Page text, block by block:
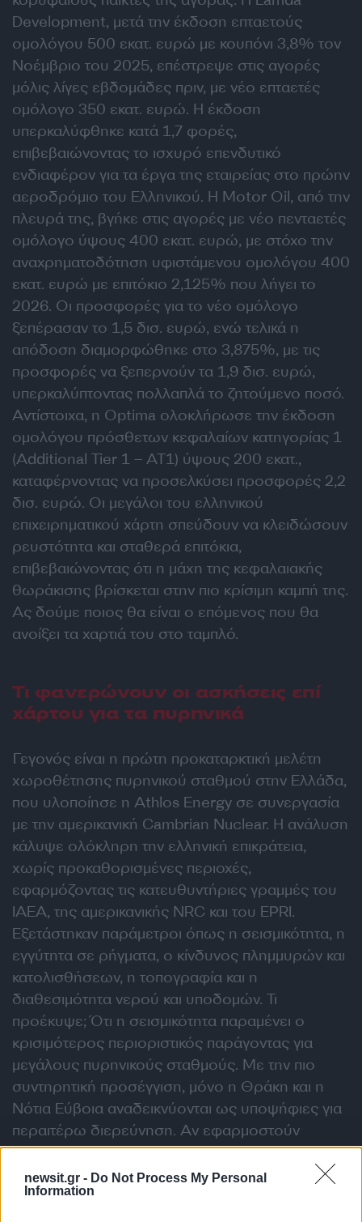
newsit.gr - Do Not Process My Personal
Information
Development, μετά την έκδοση επταετούς
ομολόγου 500 εκατ. ευρώ με κουπόνι 3,8% τον
Νοέμβριο του 2025, επέστρεψε στις αγορές
μόλις λίγες εβδομάδες πριν, με νέο επταετές
ομόλογο 350 εκατ. ευρώ. Η έκδοση
υπερκαλύφθηκε κατά 1,7 φορές,
επιβεβαιώνοντας το ισχυρό επενδυτικό
ενδιαφέρον για τα έργα της εταιρείας στο πρώην
αεροδρόμιο του Ελληνικού. Η Motor Oil, από την
πλευρά της, βγήκε στις αγορές με νέο πενταετές
ομόλογο ύψους 400 εκατ. ευρώ, με στόχο την
αναχρηματοδότηση υφιστάμενου ομολόγου 400
εκατ. ευρώ με επιτόκιο 2,125% που λήγει το
2026. Οι προσφορές για το νέο ομόλογο
ξεπέρασαν το 1,5 δισ. ευρώ, ενώ τελικά η
απόδοση διαμορφώθηκε στο 3,875%, με τις
προσφορές να ξεπερνούν τα 1,9 δισ. ευρώ,
υπερκαλύπτοντας πολλαπλά το ζητούμενο ποσό.
Αντίστοιχα, η Optima ολοκλήρωσε την έκδοση
ομολόγου πρόσθετων κεφαλαίων κατηγορίας 1
(Additional Tier 1 – AT1) ύψους 200 εκατ.,
καταφέρνοντας να προσελκύσει προσφορές 2,2
δισ. ευρώ. Οι μεγάλοι του ελληνικού
επιχειρηματικού χάρτη σπεύδουν να κλειδώσουν
ρευστότητα και σταθερά επιτόκια,
επιβεβαιώνοντας ότι η μάχη της κεφαλαιακής
θωράκισης βρίσκεται στην πιο κρίσιμη καμπή της.
Ας δούμε ποιος θα είναι ο επόμενος που θα
ανοίξει τα χαρτιά του στο ταμπλό.
Τι φανερώνουν οι ασκήσεις επί
χάρτου για τα πυρηνικά
Γεγονός είναι η πρώτη προκαταρκτική μελέτη
χωροθέτησης πυρηνικού σταθμού στην Ελλάδα,
που υλοποίησε η Athlos Energy σε συνεργασία
με την αμερικανική Cambrian Nuclear. Η ανάλυση
κάλυψε ολόκληρη την ελληνική επικράτεια,
χωρίς προκαθορισμένες περιοχές,
εφαρμόζοντας τις κατευθυντήριες γραμμές του
IAEA, της αμερικανικής NRC και του EPRI.
Εξετάστηκαν παράμετροι όπως η σεισμικότητα, η
εγγύτητα σε ρήγματα, ο κίνδυνος πλημμυρών και
κατολισθήσεων, η τοπογραφία και η
διαθεσιμότητα νερού και υποδομών. Τι
προέκυψε; Ότι η σεισμικότητα παραμένει ο
κρισιμότερος περιοριστικός παράγοντας για
μεγάλους πυρηνικούς σταθμούς. Με την πιο
συντηρητική προσέγγιση, μόνο η Θράκη και η
Νότια Εύβοια αναδεικνύονται ως υποψήφιες για
περαιτέρω διερεύνηση. Αν εφαρμοστούν
αυξημένα σεισμικά περιθώρια σχεδιασμού,
αντίστοιχα με όσα ισχύουν σε άλλες
σεισμογενείς χώρες, το φάσμα διευρύνεται σε